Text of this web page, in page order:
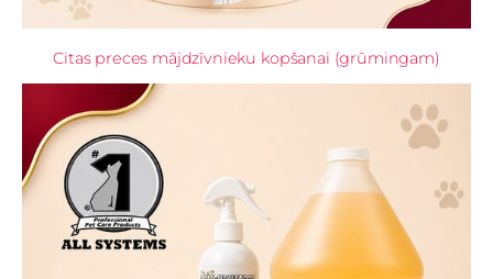
Citas preces mājdzīvnieku kopšanai (grūmingam)